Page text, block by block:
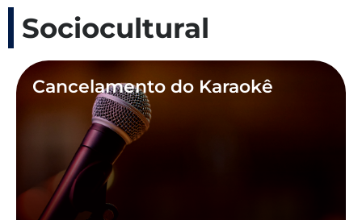
Sociocultural
Cancelamento do Karaokê